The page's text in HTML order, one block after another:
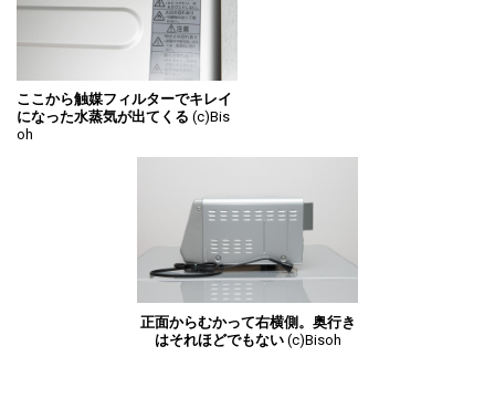
ここから触媒フィルターでキレイ
になった水蒸気が出てくる (c)Bis
oh
正面からむかって右横側。奥行き
はそれほどでもない(c)Bisoh